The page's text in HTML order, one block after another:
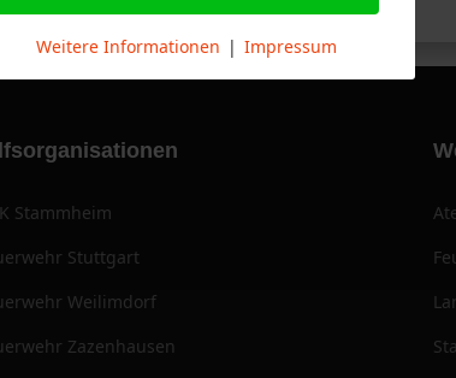
Stammheim
Stuttgart
Weilimdorf
Zazenhausen
Weitere Informationen | Impressum